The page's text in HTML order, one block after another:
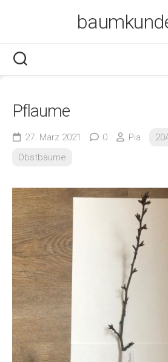
Pflaume
27. März 2021 0 Pia
Obstbäume